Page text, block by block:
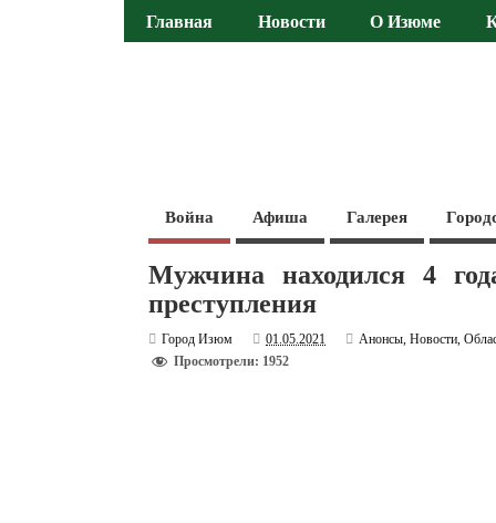
Главная Новости О Изюме
Война Афиша Галерея
Мужчина находился 4
преступления
Город Изюм 01.05.2021 Анонсы,Новости,
Просмотрели: 1952